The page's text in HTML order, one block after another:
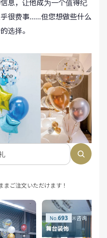
息，让他成为一个值得纪
很费事......但您想做些什么
选择。
まご注文いただけます！
693 ※咨询
舞台装饰